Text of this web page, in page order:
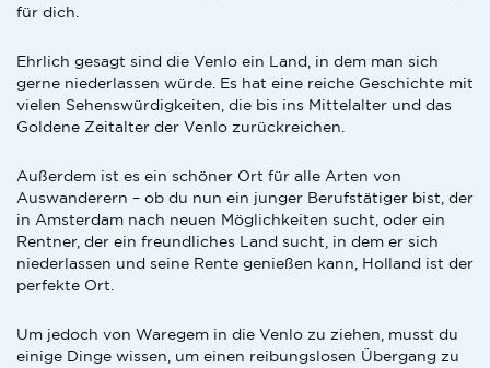
für dich.
Ehrlich gesagt sind die Venlo ein Land, in dem man sich
gerne niederlassen würde. Es hat eine reiche Geschichte mit
vielen Sehenswürdigkeiten, die bis ins Mittelalter und das
Goldene Zeitalter der Venlo zurückreichen.
Außerdem ist es ein schöner Ort für alle Arten von
Auswanderern – ob du nun ein junger Berufstätiger bist, der
in Amsterdam nach neuen Möglichkeiten sucht, oder ein
Rentner, der ein freundliches Land sucht, in dem er sich
niederlassen und seine Rente genießen kann, Holland ist der
perfekte Ort.
Um jedoch von Waregem in die Venlo zu ziehen, musst du
einige Dinge wissen, um einen reibungslosen Übergang zu